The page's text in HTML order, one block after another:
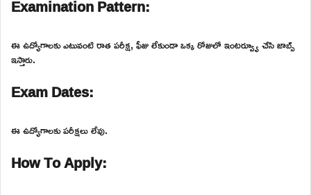
Examination Pattern:
ఈ ఉద్యోగాలకు ఎటువంటి రాత పరీక్ష, ఫీజు లేకుండా ఒక్క రోజులో ఇంటర్వ్యూ చేసి జాబ్స్
ఇస్తారు.
Exam Dates:
ఈ ఉద్యోగాలకు పరీక్షలు లేవు.
How To Apply: